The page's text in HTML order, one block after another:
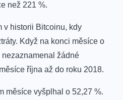
než 221 %.
v historii Bitcoinu, kdy
Když na konci měsíce o
žádné
října až do roku 2018.
měsíce vyšplhal o 52,27 %.